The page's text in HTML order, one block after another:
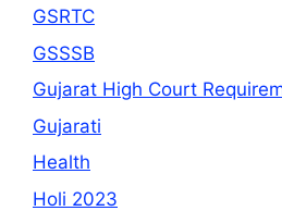
GSRTC
GSSSB
Gujarat High Court
Gujarati
Health
Holi 2023